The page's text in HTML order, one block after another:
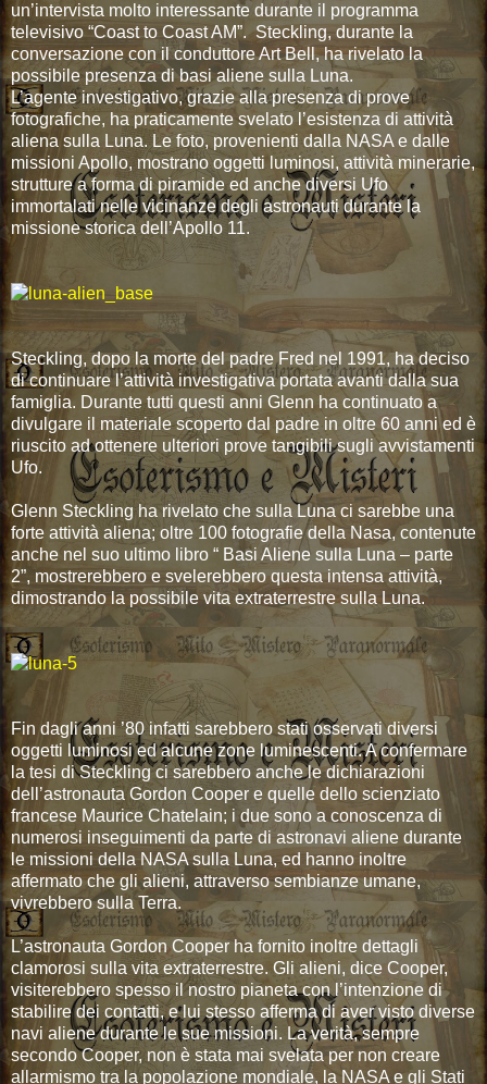
un’intervista molto interessante durante il programma
televisivo “Coast to Coast AM”. Steckling, durante la
conversazione con il conduttore Art Bell, ha rivelato la
possibile presenza di basi aliene sulla Luna.
L’agente investigativo, grazie alla presenza di prove
fotografiche, ha praticamente svelato l’esistenza di attività
aliena sulla Luna. Le foto, provenienti dalla NASA e dalle
missioni Apollo, mostrano oggetti luminosi, attività minerarie,
strutture a forma di piramide ed anche diversi Ufo
immortalati nelle vicinanze degli astronauti durante la
missione storica dell’Apollo 11.
Steckling, dopo la morte del padre Fred nel 1991, ha deciso
di continuare l’attività investigativa portata avanti dalla sua
famiglia. Durante tutti questi anni Glenn ha continuato a
divulgare il materiale scoperto dal padre in oltre 60 anni ed è
riuscito ad ottenere ulteriori prove tangibili sugli avvistamenti
Ufo.
Glenn Steckling ha rivelato che sulla Luna ci sarebbe una
forte attività aliena; oltre 100 fotografie della Nasa, contenute
anche nel suo ultimo libro “ Basi Aliene sulla Luna – parte
2”, mostrerebbero e svelerebbero questa intensa attività,
dimostrando la possibile vita extraterrestre sulla Luna.
Fin dagli anni ’80 infatti sarebbero stati osservati diversi
oggetti luminosi ed alcune zone luminescenti. A confermare
la tesi di Steckling ci sarebbero anche le dichiarazioni
dell’astronauta Gordon Cooper e quelle dello scienziato
francese Maurice Chatelain; i due sono a conoscenza di
numerosi inseguimenti da parte di astronavi aliene durante
le missioni della NASA sulla Luna, ed hanno inoltre
affermato che gli alieni, attraverso sembianze umane,
vivrebbero sulla Terra.
L’astronauta Gordon Cooper ha fornito inoltre dettagli
clamorosi sulla vita extraterrestre. Gli alieni, dice Cooper,
visiterebbero spesso il nostro pianeta con l’intenzione di
stabilire dei contatti, e lui stesso afferma di aver visto diverse
navi aliene durante le sue missioni. La verità, sempre
secondo Cooper, non è stata mai svelata per non creare
allarmismo tra la popolazione mondiale, la NASA e gli Stati